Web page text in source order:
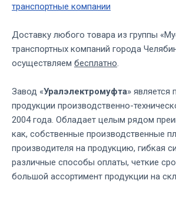
транспортные компании
Доставку любого товара из группы
транспортных компаний города
осуществляем бесплатно.
Завод «Уралэлектромуфта» является
продукции производственно-
2004 года. Обладает целым рядом
как, собственные производственные
производителя на продукцию, гибкая
различные способы оплаты, четкие
большой ассортимент продукции на